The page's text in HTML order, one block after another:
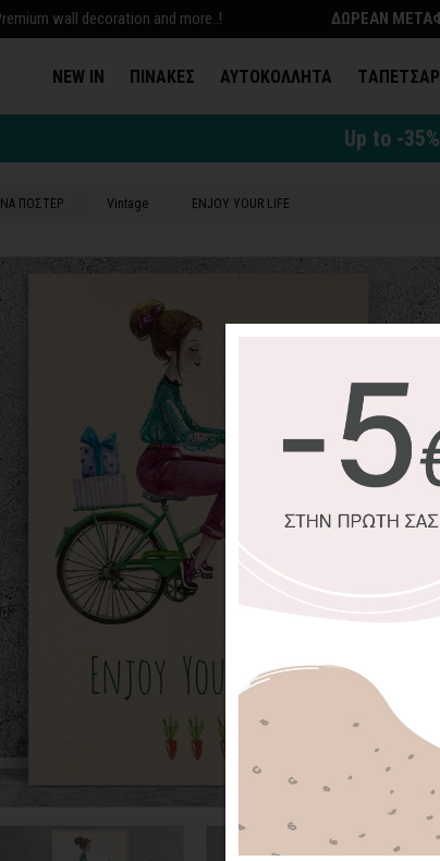
wall decoration and more..! ΔΩΡΕΑΝ
NEW IN ΠΙΝΑΚΕΣ ΑΥΤΟΚΟΛΛΗΤΑ
Up to -
ΠΟΣΤΕΡ Vintage ENJOY YOUR LIFE